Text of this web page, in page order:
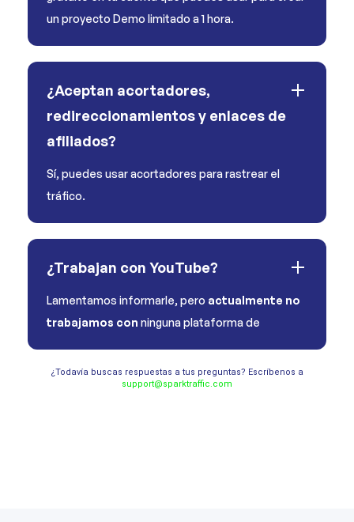
un proyecto Demo limitado a 1 hora.
¿Aceptan acortadores,
redireccionamientos y enlaces de
afiliados?
Sí, puedes usar acortadores para rastrear el
tráfico.
¿Trabajan con YouTube?
Lamentamos informarle, pero actualmente no
trabajamos con ninguna plataforma de
¿Todavía buscas respuestas a tus preguntas? Escríbenos a
support@sparktraffic.com